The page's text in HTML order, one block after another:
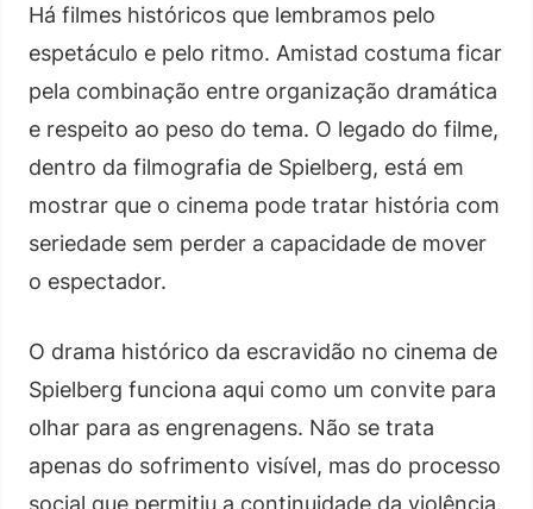
Há filmes históricos que lembramos pelo
espetáculo e pelo ritmo. Amistad costuma ficar
pela combinação entre organização dramática
e respeito ao peso do tema. O legado do filme,
dentro da filmografia de Spielberg, está em
mostrar que o cinema pode tratar história com
seriedade sem perder a capacidade de mover
o espectador.
O drama histórico da escravidão no cinema de
Spielberg funciona aqui como um convite para
olhar para as engrenagens. Não se trata
apenas do sofrimento visível, mas do processo
social que permitiu a continuidade da violência,